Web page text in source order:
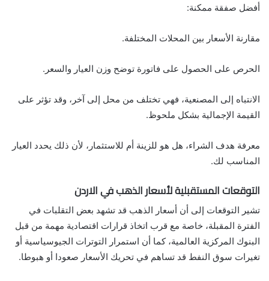
أفضل صفقة ممكنة:
مقارنة الأسعار بين المحلات المختلفة.
الحرص على الحصول على فاتورة توضح وزن العيار والسعر.
الانتباه إلى المصنعية، فهي تختلف من محل إلى آخر، وقد تؤثر على
القيمة الإجمالية بشكل ملحوظ.
معرفة هدف الشراء، هل هو للزينة أم للاستثمار، لأن ذلك يحدد العيار
المناسب لك.
التوقعات المستقبلية لأسعار الذهب في الاردن
تشير التوقعات إلى أن أسعار الذهب قد تشهد بعض التقلبات في
الفترة المقبلة، خاصة مع قرب اتخاذ قرارات اقتصادية مهمة من قبل
البنوك المركزية العالمية، كما أن استمرار التوترات الجيوسياسية أو
تغيرات سوق النفط قد تساهم في تحريك الأسعار صعودا أو هبوطا.